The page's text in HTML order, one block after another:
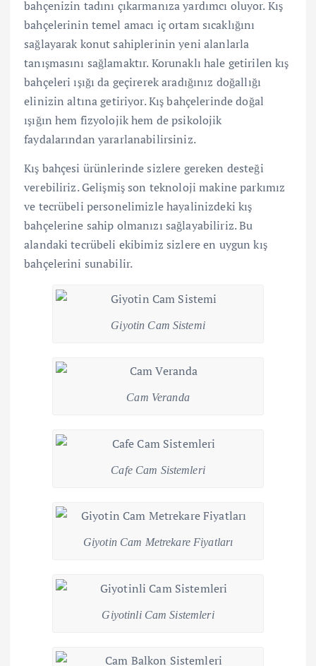
bahçenizin tadını çıkarmanıza yardımcı oluyor. Kış
bahçelerinin temel amacı iç ortam sıcaklığını
sağlayarak konut sahiplerinin yeni alanlarla
tanışmasını sağlamaktır. Korunaklı hale getirilen kış
bahçeleri ışığı da geçirerek aradığınız doğallığı
elinizin altına getiriyor. Kış bahçelerinde doğal
ışığın hem fizyolojik hem de psikolojik
faydalarından yararlanabilirsiniz.
Kış bahçesi ürünlerinde sizlere gereken desteği
verebiliriz. Gelişmiş son teknoloji makine parkımız
ve tecrübeli personelimizle hayalinizdeki kış
bahçelerine sahip olmanızı sağlayabiliriz. Bu
alandaki tecrübeli ekibimiz sizlere en uygun kış
bahçelerini sunabilir.
Giyotin Cam Sistemi
Cam Veranda
Cafe Cam Sistemleri
Giyotin Cam Metrekare Fiyatları
Giyotinli Cam Sistemleri